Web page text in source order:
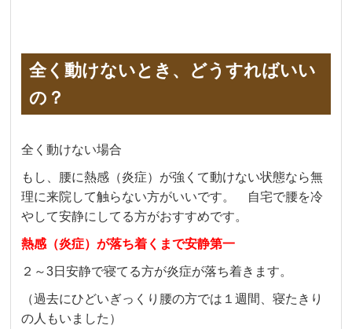
全く動けないとき、どうすればいい
の？
全く動けない場合
もし、腰に熱感（炎症）が強くて動けない状態なら無
理に来院して触らない方がいいです。 自宅で腰を冷
やして安静にしてる方がおすすめです。
熱感（炎症）が落ち着くまで安静第一
２～3日安静で寝てる方が炎症が落ち着きます。
（過去にひどいぎっくり腰の方では１週間、寝たきり
の人もいました）